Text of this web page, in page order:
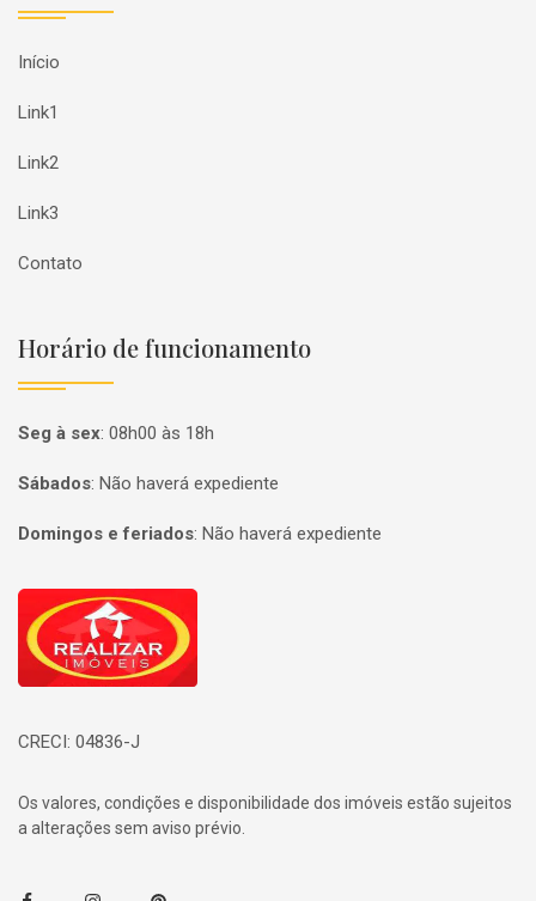
Início
Link1
Link2
Link3
Contato
Horário de funcionamento
Seg à sex: 08h00 às 18h
Sábados: Não haverá expediente
Domingos e feriados: Não haverá expediente
Página inicial
CRECI: 04836-J
Os valores, condições e disponibilidade dos imóveis estão sujeitos
a alterações sem aviso prévio.